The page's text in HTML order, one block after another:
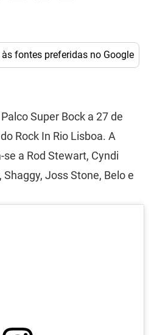
fontes preferidas no Google
Super Bock a 27 de
Rock In Rio Lisboa. A
a Rod Stewart, Cyndi
Joss Stone, Belo e